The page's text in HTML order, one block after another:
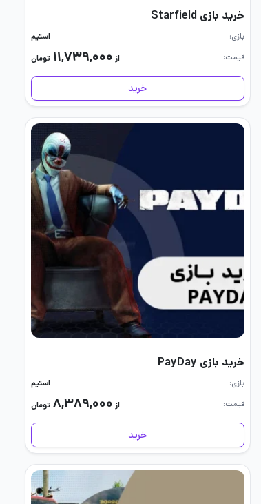
خرید بازی Starfield
بازی
استیم
قیمت
از ۱۱,۷۳۹,۰۰۰ تومان
خرید
خرید بازی PayDay
بازی
استیم
قیمت
از ۸,۳۸۹,۰۰۰ تومان
خرید